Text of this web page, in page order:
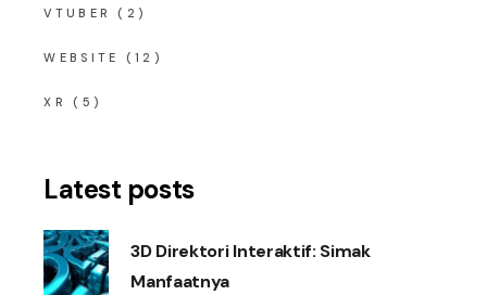
VTUBER (2)
WEBSITE (12)
XR (5)
Latest posts
3D Direktori Interaktif: Simak
Manfaatnya